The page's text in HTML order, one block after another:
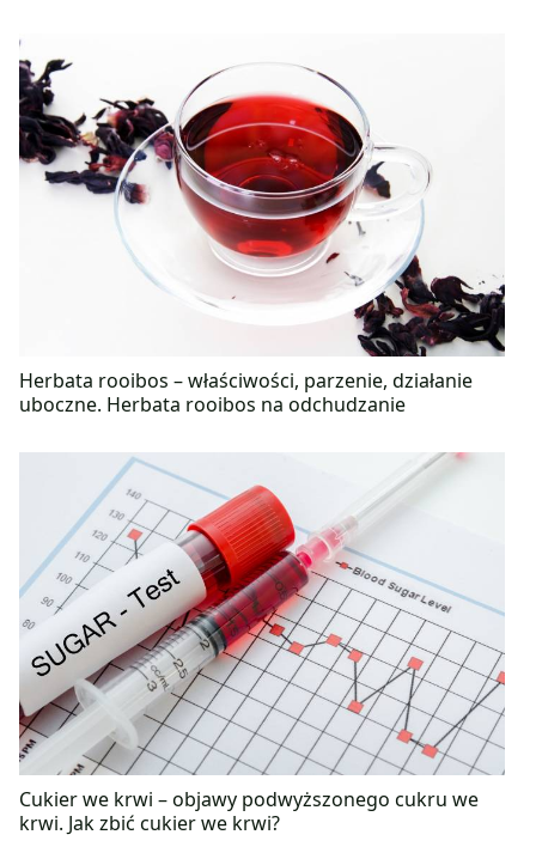
Herbata rooibos – właściwości, parzenie, działanie
uboczne. Herbata rooibos na odchudzanie
Cukier we krwi – objawy podwyższonego cukru we
krwi. Jak zbić cukier we krwi?